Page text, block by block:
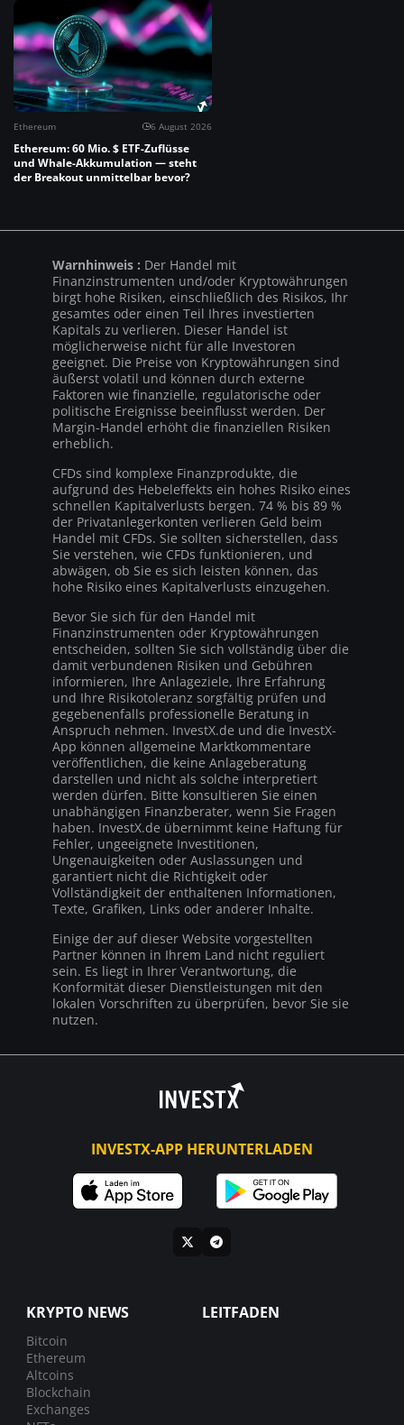
Ethereum 6 August 2026
Ethereum: 60 Mio. $ ETF-Zuflüsse
und Whale-Akkumulation — steht
der Breakout unmittelbar bevor?
Warnhinweis : Der Handel mit
Finanzinstrumenten und/oder Kryptowährungen
birgt hohe Risiken, einschließlich des Risikos, Ihr
gesamtes oder einen Teil Ihres investierten
Kapitals zu verlieren. Dieser Handel ist
möglicherweise nicht für alle Investoren
geeignet. Die Preise von Kryptowährungen sind
äußerst volatil und können durch externe
Faktoren wie finanzielle, regulatorische oder
politische Ereignisse beeinflusst werden. Der
Margin-Handel erhöht die finanziellen Risiken
erheblich.
CFDs sind komplexe Finanzprodukte, die
aufgrund des Hebeleffekts ein hohes Risiko eines
schnellen Kapitalverlusts bergen. 74 % bis 89 %
der Privatanlegerkonten verlieren Geld beim
Handel mit CFDs. Sie sollten sicherstellen, dass
Sie verstehen, wie CFDs funktionieren, und
abwägen, ob Sie es sich leisten können, das
hohe Risiko eines Kapitalverlusts einzugehen.
Bevor Sie sich für den Handel mit
Finanzinstrumenten oder Kryptowährungen
entscheiden, sollten Sie sich vollständig über die
damit verbundenen Risiken und Gebühren
informieren, Ihre Anlageziele, Ihre Erfahrung
und Ihre Risikotoleranz sorgfältig prüfen und
gegebenenfalls professionelle Beratung in
Anspruch nehmen. InvestX.de und die InvestX-
App können allgemeine Marktkommentare
veröffentlichen, die keine Anlageberatung
darstellen und nicht als solche interpretiert
werden dürfen. Bitte konsultieren Sie einen
unabhängigen Finanzberater, wenn Sie Fragen
haben. InvestX.de übernimmt keine Haftung für
Fehler, ungeeignete Investitionen,
Ungenauigkeiten oder Auslassungen und
garantiert nicht die Richtigkeit oder
Vollständigkeit der enthaltenen Informationen,
Texte, Grafiken, Links oder anderer Inhalte.
Einige der auf dieser Website vorgestellten
Partner können in Ihrem Land nicht reguliert
sein. Es liegt in Ihrer Verantwortung, die
Konformität dieser Dienstleistungen mit den
lokalen Vorschriften zu überprüfen, bevor Sie sie
nutzen.
INVESTX-APP HERUNTERLADEN
KRYPTO NEWS
Bitcoin
Ethereum
Altcoins
Blockchain
Exchanges
LEITFADEN